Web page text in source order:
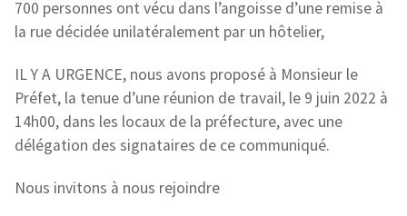
700 personnes ont vécu dans l’angoisse d’une remise à
la rue décidée unilatéralement par un hôtelier,
IL Y A URGENCE, nous avons proposé à Monsieur le
Préfet, la tenue d’une réunion de travail, le 9 juin 2022 à
14h00, dans les locaux de la préfecture, avec une
délégation des signataires de ce communiqué.
Nous invitons à nous rejoindre